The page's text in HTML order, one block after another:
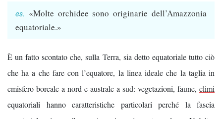
«Molte orchidee sono originarie dell’Amazzonia
equatoriale.»
È un fatto scontato che, sulla Terra, sia detto equatoriale tutto ciò
che ha a che fare con l’equatore, la linea ideale che la taglia in
emisfero boreale a nord e australe a sud: vegetazioni, faune, climi
equatoriali hanno caratteristiche particolari perché la fascia